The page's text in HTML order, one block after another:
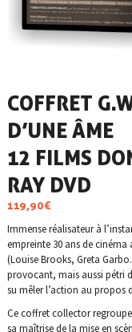
COFFRET
D’UNE ÂME
12 FILMS
RAY DVD
119,90€
Immense réalisateur à
empreinte 30 ans de cinéma
(Louise Brooks, Greta
provocant, mais aussi pétri
su mêler l’action au propos
Ce coffret collector
sa maîtrise de la mise en